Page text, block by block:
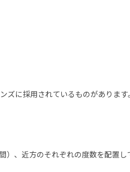
ズに採用されているものがあります
）、近方のそれぞれの度数を配置し